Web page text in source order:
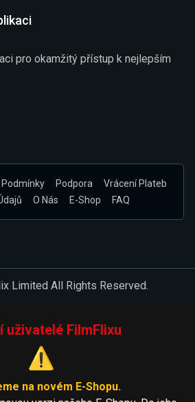
pro okamžitý přístup k nejlepším
Podmínky Podpora
Vrácení Plateb
O Nás E-Shop FAQ
Limited All Rights Reserved.
uživatelé FilmFlixu
⚠️
na novém E-Shopu.